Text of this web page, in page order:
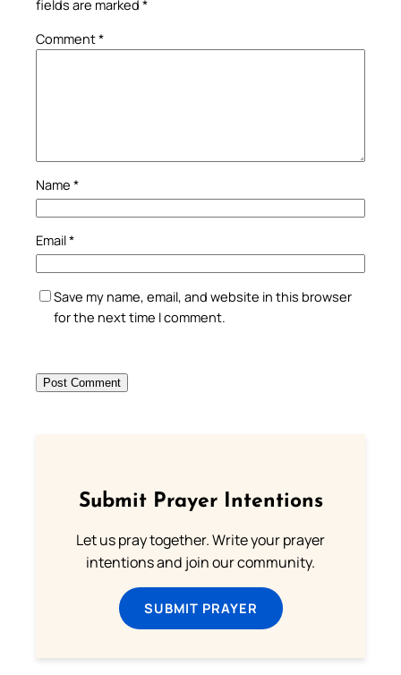
fields are marked *
Comment*
Name *
Email*
Save my name, email, and website in this browser
for the next time I comment.
Submit Prayer Intentions
Let us pray together. Write your prayer
intentions and join our community.
SUBMIT PRAYER